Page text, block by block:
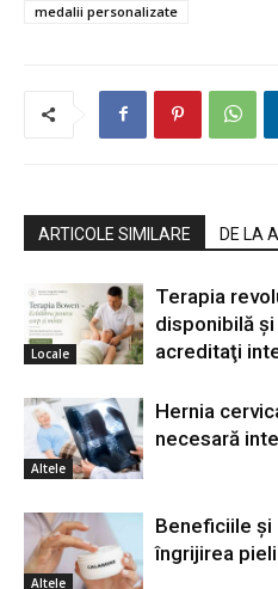
medalii personalizate
ARTICOLE SIMILARE DE LA
Locale
Terapia
disponibilă
acreditaţi
Altele
Hernia
necesară
Altele
Beneficiile și
îngrijirea